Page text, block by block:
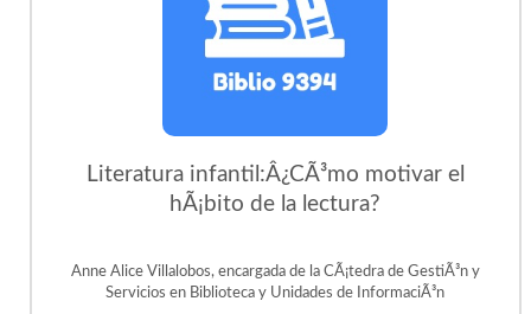
Literatura infantil:Â¿CÃ³mo motivar el
hÃ¡bito de la lectura?
Anne Alice Villalobos, encargada de la CÃ¡tedra de GestiÃ³n y
Servicios en Biblioteca y Unidades de InformaciÃ³n